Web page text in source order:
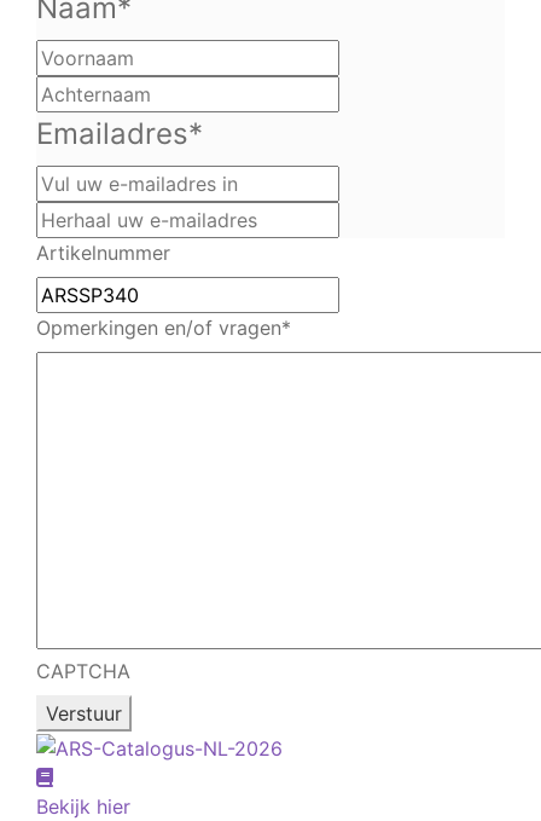
Naam*
Emailadres*
uw
e-
Artikelnummer
Opmerkingen en/of vragen*
CAPTCHA
Bekijk hier